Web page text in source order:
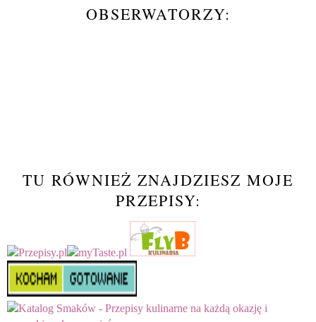
OBSERWATORZY:
TU RÓWNIEŻ ZNAJDZIESZ MOJE
PRZEPISY: